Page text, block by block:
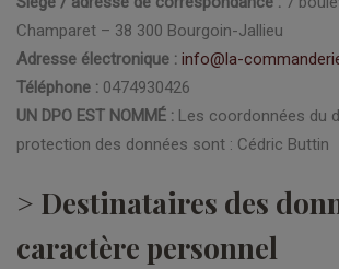
Champaret – 38 300 Bourgoin-Jallieu
Adresse électronique : info@la-
Téléphone : 0474930426
UN DPO EST NOMMÉ : Les coordonnées du
protection des données sont : Cédric Buttin
> Destinataires des
caractère personnel